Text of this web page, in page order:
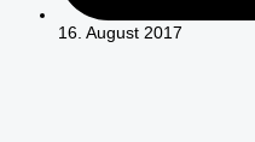
16. August 2017